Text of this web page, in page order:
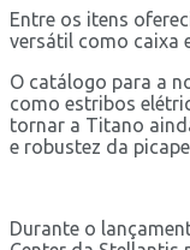
Entre os itens
versátil como caixa
O catálogo para a
como estribos
tornar a Titano
e robustez da
Durante o